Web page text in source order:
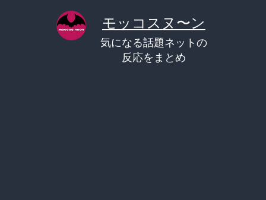
モッコスヌ〜ン
気になる話題ネットの
反応をまとめ